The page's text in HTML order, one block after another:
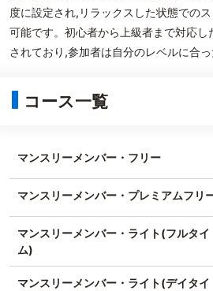
度に設定され,リラックスした状態での
可能です。初心者から上級者まで対応
されており,参加者は自分のレベルに合っ
コース一覧
マンスリーメンバー・フリー
マンスリーメンバー・プレミアムフリ
マンスリーメンバー・ライト(フルタイ
ム)
マンスリーメンバー・ライト(デイタイ